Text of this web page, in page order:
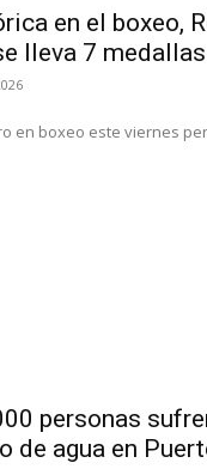
en el boxeo,
lleva 7
en boxeo este viernes
personas
de agua en